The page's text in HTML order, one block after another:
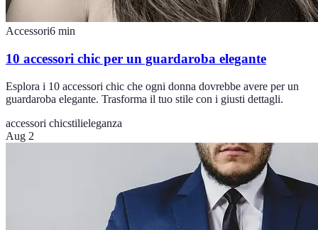
Accessori6 min
10 accessori chic per un guardaroba elegante
Esplora i 10 accessori chic che ogni donna dovrebbe avere per un
guardaroba elegante. Trasforma il tuo stile con i giusti dettagli.
accessori chicstilieleganza
Aug 2